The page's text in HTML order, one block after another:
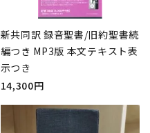
新共同訳 録音聖書/旧約聖書続
編つき MP3版 本文テキスト表
示つき
14,300円